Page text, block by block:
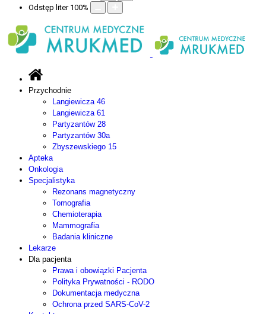
Odstęp liter 100%
Przychodnie
Langiewicza 46
Langiewicza 61
Partyzantów 28
Partyzantów 30a
Zbyszewskiego 15
Apteka
Onkologia
Specjalistyka
Rezonans magnetyczny
Tomografia
Chemioterapia
Mammografia
Badania kliniczne
Lekarze
Dla pacjenta
Prawa i obowiązki Pacjenta
Polityka Prywatności - RODO
Dokumentacja medyczna
Ochrona przed SARS-CoV-2